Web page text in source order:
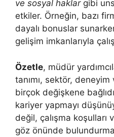
ve sosyal haklargibi
etkiler. Örneğin, bazı
dayalı bonuslar
gelişim imkanlarıyla
Özetle, müdür
tanımı, sektör,
birçok değişkene
kariyer yapmayı
değil, çalışma koşulları
göz önünde